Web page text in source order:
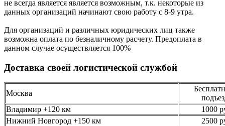
не всегда является является возможным, т.к. некоторые из
данных организаций начинают свою работу с 8-9 утра.
Для организаций и различных юридических лиц также
возможна оплата по безналичному расчету. Предоплата в
данном случае осуществляется 100%
Доставка своей логистической службой
Москва
Владимир +120 км
1000
Нижний Новгород +150 км
2500